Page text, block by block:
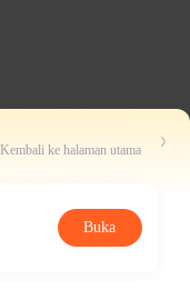
Kembali ke halaman utama
Buka